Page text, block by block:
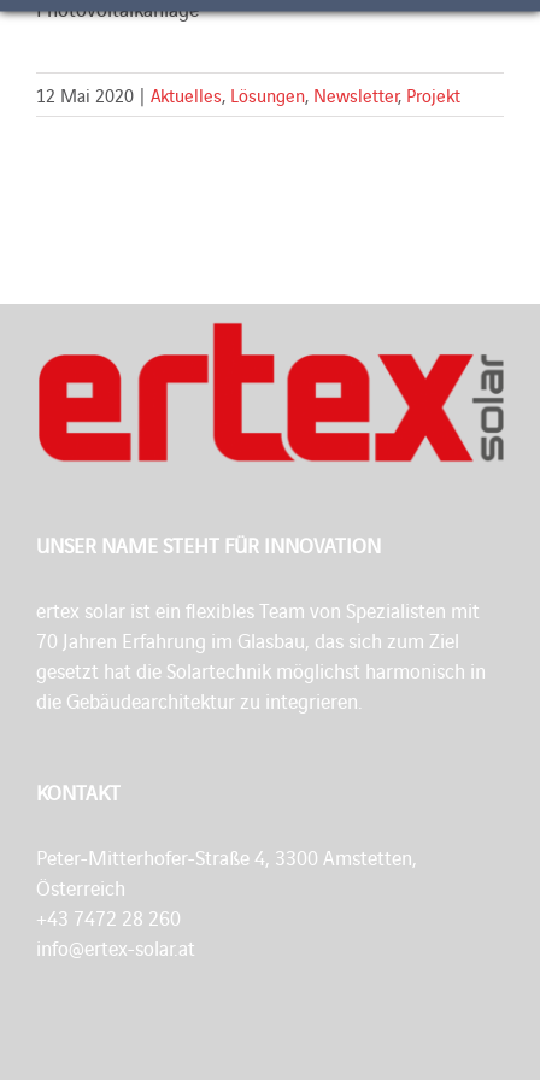
Photovoltaikanlage
12 Mai 2020 | Aktuelles, Lösungen, Newsletter, Projekt
UNSER NAME STEHT FÜR INNOVATION
ertex solar ist ein flexibles Team von Spezialisten mit
70 Jahren Erfahrung im Glasbau, das sich zum Ziel
gesetzt hat die Solartechnik möglichst harmonisch in
die Gebäudearchitektur zu integrieren.
KONTAKT
Peter-Mitterhofer-Straße 4, 3300 Amstetten,
Österreich
+43 7472 28 260
info@ertex-solar.at